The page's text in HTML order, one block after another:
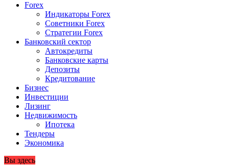
Forex
Индикаторы Forex
Советники Forex
Стратегии Forex
Банковский сектор
Автокредиты
Банковские карты
Депозиты
Кредитование
Бизнес
Инвестиции
Лизинг
Недвижимость
Ипотека
Тендеры
Экономика
Вы здесь